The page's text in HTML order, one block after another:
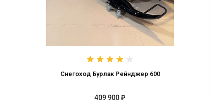
Снегоход Бурлак Рейнджер 600
409 900 ₽